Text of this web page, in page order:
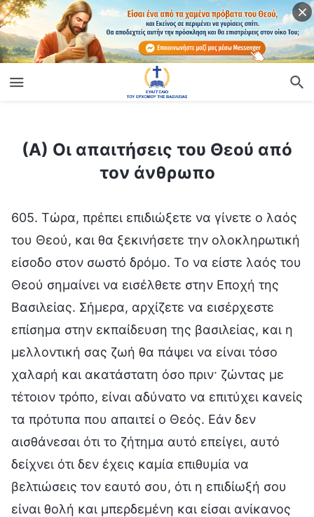
(Α) Οι απαιτήσεις του Θεού από τον άνθρωπο
(Α) Οι απαιτήσεις του Θεού από
τον άνθρωπο
605. Τώρα, πρέπει επιδιώξετε να γίνετε ο λαός
του Θεού, και θα ξεκινήσετε την ολοκληρωτική
είσοδο στον σωστό δρόμο. Το να είστε λαός του
Θεού σημαίνει να εισέλθετε στην Εποχή της
Βασιλείας. Σήμερα, αρχίζετε να εισέρχεστε
επίσημα στην εκπαίδευση της βασιλείας, και η
μελλοντική σας ζωή θα πάψει να είναι τόσο
χαλαρή και ακατάστατη όσο πριν· ζώντας με
τέτοιον τρόπο, είναι αδύνατο να επιτύχει κανείς
τα πρότυπα που απαιτεί ο Θεός. Εάν δεν
αισθάνεσαι ότι το ζήτημα αυτό επείγει, αυτό
δείχνει ότι δεν έχεις καμία επιθυμία να
βελτιώσεις τον εαυτό σου, ότι η επιδίωξή σου
είναι θολή και μπερδεμένη και είσαι ανίκανος